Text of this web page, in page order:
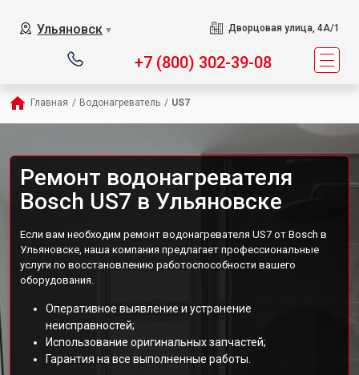
Ульяновск ▼ Дворцовая улица, 4А/1
+7 (800) 302-39-08
Главная / Водонагреватель / US7
Ремонт водонагревателя
Bosch US7 в Ульяновске
Если вам необходим ремонт водонагревателя US7 от Bosch в
Ульяновске, наша компания предлагает профессиональные
услуги по восстановлению работоспособности вашего
оборудования.
Оперативное выявление и устранение
неисправностей;
Использование оригинальных запчастей;
Гарантия на все выполненные работы.